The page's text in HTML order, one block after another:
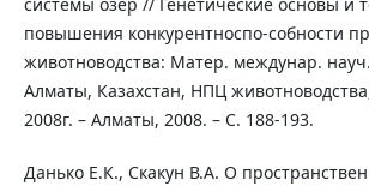
повышения конкурентноспо-собности
животноводства: Матер. междунар.
Алматы, Казахстан, НПЦ
2008г. – Алматы, 2008. – С. 188-193.
Данько Е.К., Скакун В.А. О